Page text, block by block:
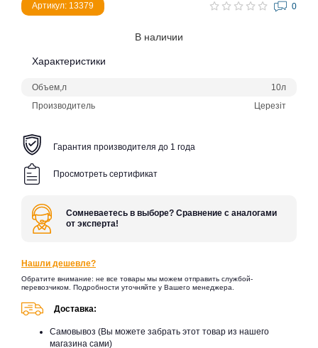
Артикул: 13379 0
В наличии
Характеристики
Объем,л
10л
Производитель
Церезіт
Гарантия производителя до 1 года
Просмотреть сертификат
Сомневаетесь в выборе? Сравнение с аналогами
от эксперта!
Нашли дешевле?
Обратите внимание: не все товары мы можем отправить службой-
перевозчиком. Подробности уточняйте у Вашего менеджера.
Доставка:
Самовывоз (Вы можете забрать этот товар из нашего
магазина сами)